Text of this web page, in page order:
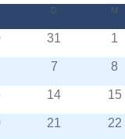
D M
31 1
7 8
14 15
21 22